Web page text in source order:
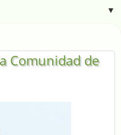
▼
Comunidad de